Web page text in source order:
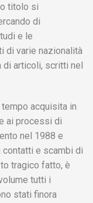
titolo si
di
e le
di varie nazionalità
articoli, scritti nel
acquisita in
ai processi di
nel 1988 e
e scambi di
tragico fatto, è
tutti i
stati finora